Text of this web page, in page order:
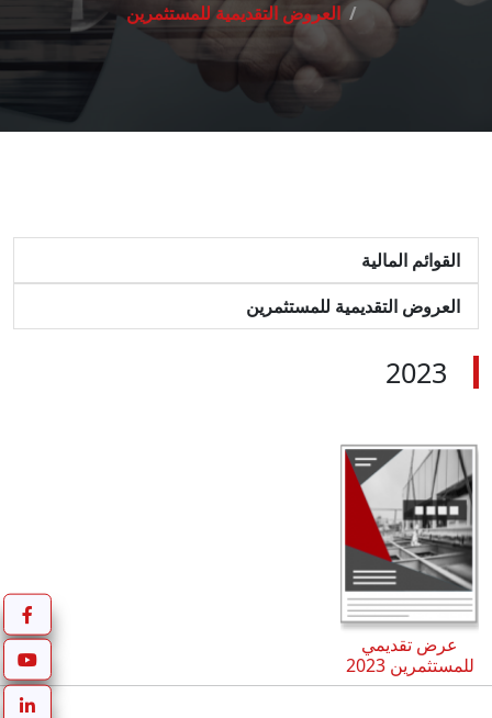
العروض التقديمية للمستثمرين
القوائم المالية
العروض التقديمية للمستثمرين
2023
عرض تقديمي
للمستثمرين 2023